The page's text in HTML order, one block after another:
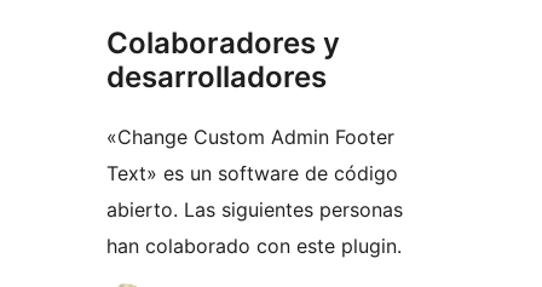
Colaboradores y
desarrolladores
«Change Custom Admin Footer
Text» es un software de código
abierto. Las siguientes personas
han colaborado con este plugin.